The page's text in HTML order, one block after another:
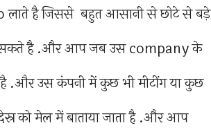
लाते है जिससे बहुत आसानी से छोटे से बड़े
सकते है .और आप जब उस company के
.और उस कंपनी में कुछ भी मीटींग या कुछ
को मेल में बाताया जाता है .और आप